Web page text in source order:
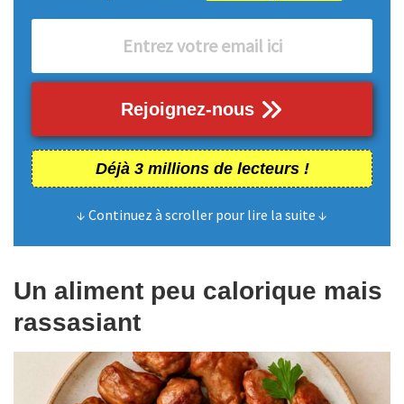
Rejoignez-nous
Déjà 3 millions de lecteurs !
↓ Continuez à scroller pour lire la suite ↓
Un aliment peu calorique mais
rassasiant